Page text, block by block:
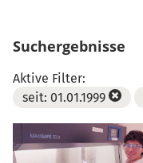
Suchergebnisse
Aktive Filter:
seit: 01.01.1999